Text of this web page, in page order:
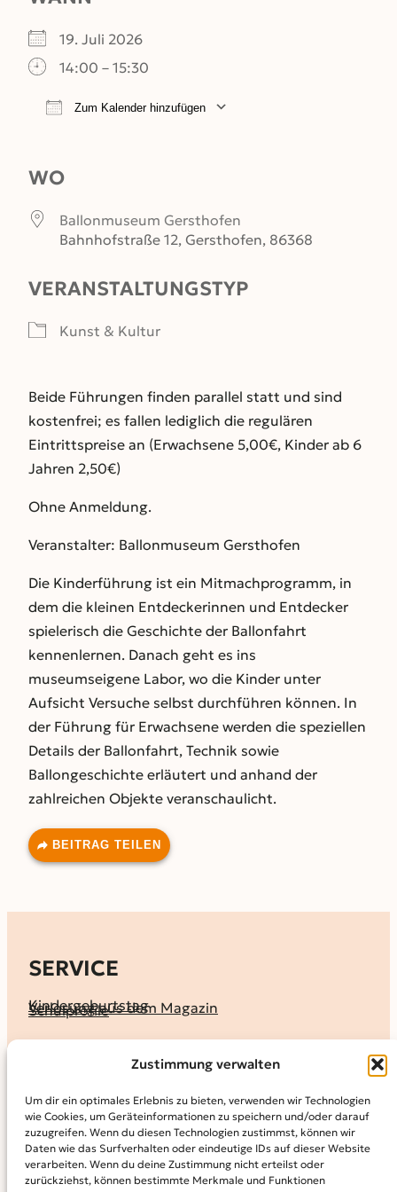
Zustimmung verwalten
Um dir ein optimales Erlebnis zu bieten, verwenden wir Technologien
wie Cookies, um Geräteinformationen zu speichern und/oder darauf
zuzugreifen. Wenn du diesen Technologien zustimmst, können wir
Daten wie das Surfverhalten oder eindeutige IDs auf dieser Website
verarbeiten. Wenn du deine Zustimmung nicht erteilst oder
zurückziehst, können bestimmte Merkmale und Funktionen
19. Juli 2026
14:00 – 15:30
Zum Kalender hinzufügen
WO
Ballonmuseum Gersthofen
Bahnhofstraße 12, Gersthofen, 86368
VERANSTALTUNGSTYP
Kunst & Kultur
Beide Führungen finden parallel statt und sind
kostenfrei; es fallen lediglich die regulären
Eintrittspreise an (Erwachsene 5,00€, Kinder ab 6
Jahren 2,50€)
Ohne Anmeldung.
Veranstalter: Ballonmuseum Gersthofen
Die Kinderführung ist ein Mitmachprogramm, in
dem die kleinen Entdeckerinnen und Entdecker
spielerisch die Geschichte der Ballonfahrt
kennenlernen. Danach geht es ins
museumseigene Labor, wo die Kinder unter
Aufsicht Versuche selbst durchführen können. In
der Führung für Erwachsene werden die speziellen
Details der Ballonfahrt, Technik sowie
Ballongeschichte erläutert und anhand der
zahlreichen Objekte veranschaulicht.
BEITRAG TEILEN
SERVICE
Kindergeburtstag
Verlosung aus dem Magazin
Schulprofile
KALENDER
MAGAZIN
KidS-Ausgaben online lesen
Abonnement
Archiv